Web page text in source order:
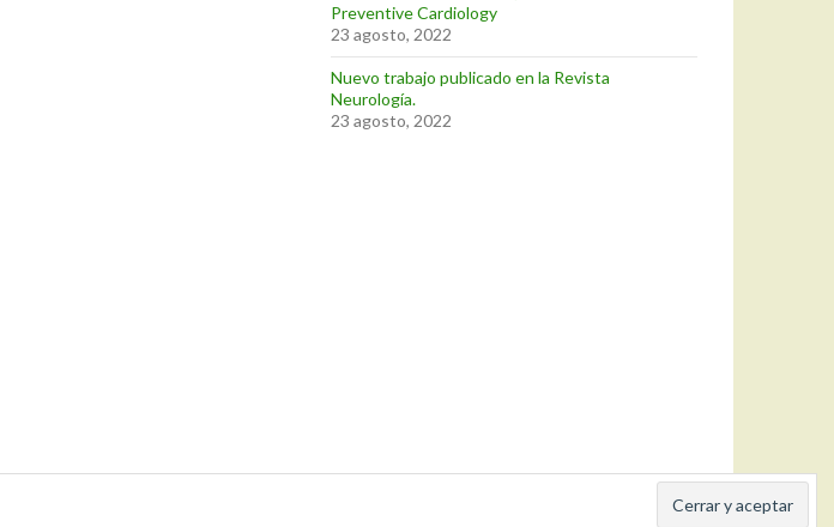
Preventive Cardiology
23 agosto, 2022
Nuevo trabajo publicado en la Revista
Neurología.
23 agosto, 2022